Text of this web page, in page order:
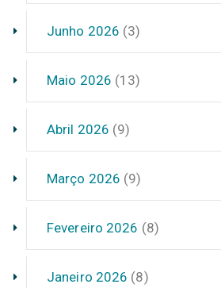
Junho 2026 (3)
Maio 2026 (13)
Abril 2026 (9)
Março 2026 (9)
Fevereiro 2026 (8)
Janeiro 2026 (8)